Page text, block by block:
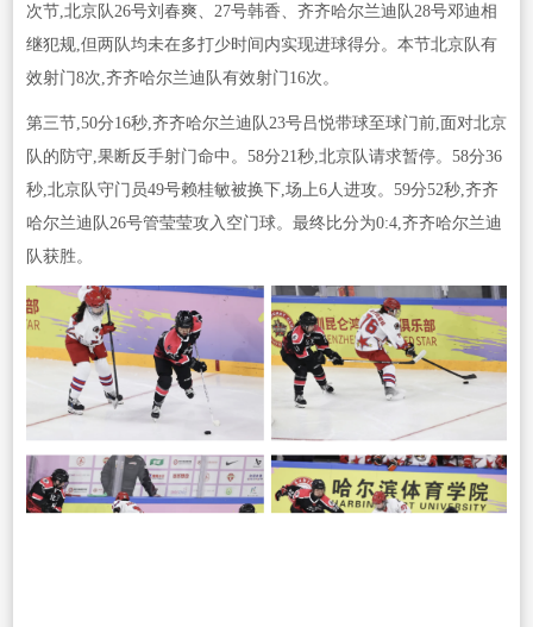
次节,北京队26号刘春爽、27号韩香、齐齐哈尔兰迪队28号邓迪相
继犯规,但两队均未在多打少时间内实现进球得分。本节北京队有
效射门8次,齐齐哈尔兰迪队有效射门16次。
第三节,50分16秒,齐齐哈尔兰迪队23号吕悦带球至球门前,面对北京
队的防守,果断反手射门命中。58分21秒,北京队请求暂停。58分36
秒,北京队守门员49号赖桂敏被换下,场上6人进攻。59分52秒,齐齐
哈尔兰迪队26号管莹莹攻入空门球。最终比分为0:4,齐齐哈尔兰迪
队获胜。